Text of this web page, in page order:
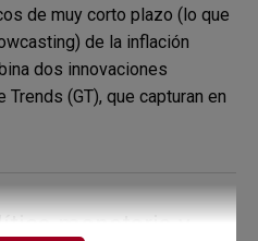
de muy corto plazo (lo que
de la inflación
dos innovaciones
(GT), que capturan en
monetaria y